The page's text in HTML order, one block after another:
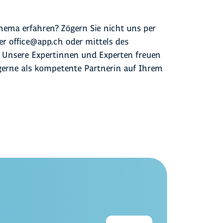
Nachweisdokumente.
Wir unterstützen Sie beim
Definieren der nächsten Schritte.
erfahren? Zögern Sie nicht uns per
office@app.ch oder mittels des
Expertinnen und Experten freuen
als kompetente Partnerin auf Ihrem